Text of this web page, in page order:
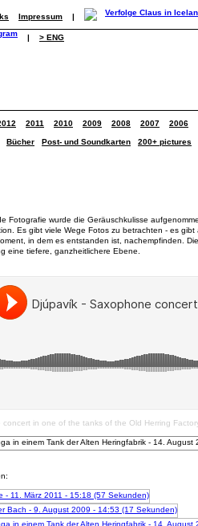
Impressum |
| > ENG
2011 2010 2009 2008 2007 2006
Bücher Post- und Soundkarten 200+ pictures
Fotografie wurde die Geräuschkulisse
Es gibt viele Wege Fotos zu betrachten - es
in dem es entstanden ist, nachempfinden.
eine tiefere, ganzheitlichere Ebene.
concert in one of the tanks of the Old Herring